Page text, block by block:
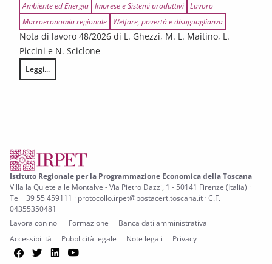
Ambiente ed Energia Imprese e Sistemi produttivi Lavoro
Macroeconomia regionale
Welfare, povertà e disuguaglianza
Nota di lavoro 48/2026 di L. Ghezzi, M. L. Maitino, L.
Piccini e N. Sciclone
Leggi...
Gli effetti economici della guerra all’Iran sull’economia toscana
Istituto Regionale per la Programmazione Economica della Toscana
Villa la Quiete alle Montalve - Via Pietro Dazzi, 1 - 50141 Firenze (Italia) ·
Tel +39 55 459111 · protocollo.irpet@postacert.toscana.it · C.F.
04355350481
Lavora con noi
Formazione
Banca dati amministrativa
Accessibilità
Pubblicità legale Note legali Privacy
Facebook
TwitterLinkedIn